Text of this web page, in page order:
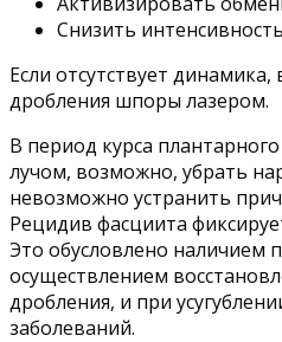
Снизить
Если отсутствует
дробления шпоры лазером.
В период курса
лучом, возможно, убрать
невозможно устранить
Рецидив фасциита
Это обусловлено наличием
осуществлением
дробления, и при
заболеваний.